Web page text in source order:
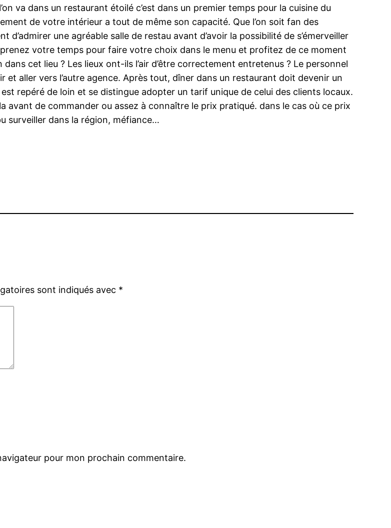
va dans un restaurant étoilé c’est dans un premier temps pour la cuisine du
de votre intérieur a tout de même son capacité. Que l’on soit fan des
une agréable salle de restau avant d’avoir la possibilité de s’émerveiller
votre temps pour faire votre choix dans le menu et profitez de ce moment
cet lieu ? Les lieux ont-ils l’air d’être correctement entretenus ? Le personnel
et aller vers l’autre agence. Après tout, dîner dans un restaurant doit devenir un
repéré de loin et se distingue adopter un tarif unique de celui des clients locaux.
de commander ou assez à connaître le prix pratiqué. dans le cas où ce prix
surveiller dans la région, méfiance…
sont indiqués avec *
pour mon prochain commentaire.